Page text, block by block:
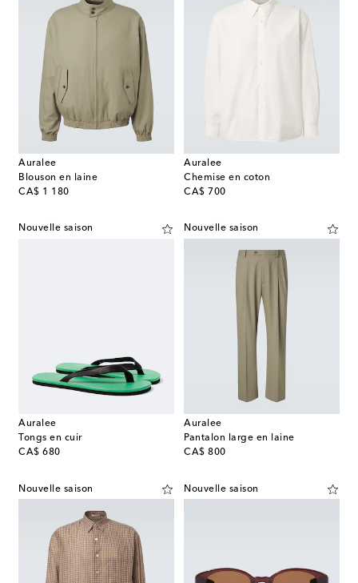
Auralee
Blouson en laine
CA$ 1 180
original price
Auralee
Chemise en coton
CA$ 700
original price
Nouvelle saison
Auralee
Tongs en cuir
CA$ 680
original price
Nouvelle saison
Auralee
Pantalon large en laine
CA$ 800
original price
Nouvelle saison Nouvelle saison